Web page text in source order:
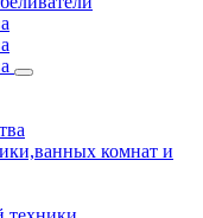
комнат и